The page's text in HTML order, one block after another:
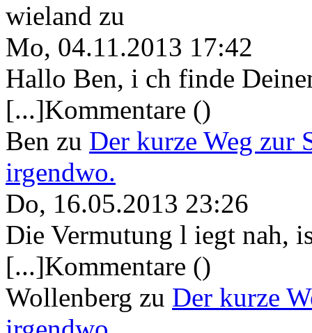
wieland zu
Mo, 04.11.2013 17:42
Hallo Ben, i ch finde
[...]Kommentare ()
Ben zu Der kurze Weg zur
irgendwo.
Do, 16.05.2013 23:26
Die Vermutung l iegt nah,
[...]Kommentare ()
Wollenberg zu Der kurze